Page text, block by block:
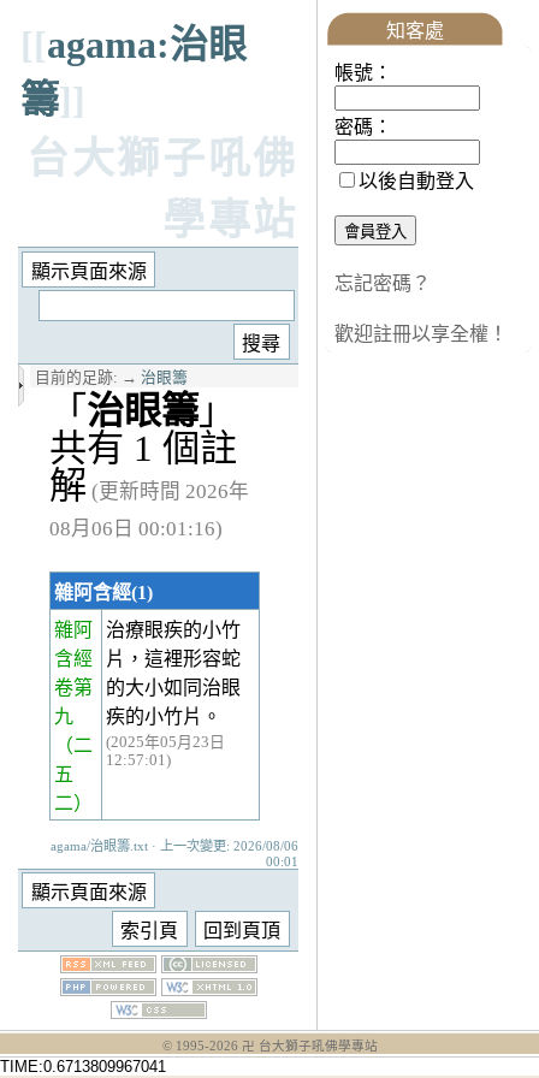
[[agama:治眼
籌]]
台大獅子吼佛
學專站
目前的足跡: → 治眼籌
「 治眼籌」
共有 1 個註
解 (更新時間 2026年
08月06日 00:01:16)
雜阿含經(1)
雜阿
含經
卷第
九
（二
五
二）
治療眼疾的小竹
片，這裡形容蛇
的大小如同治眼
疾的小竹片。
(2025年05月23日
12:57:01)
agama/治眼籌.txt · 上一次變更: 2026/08/06
00:01
知客處
帳號：
密碼：
以後自動登入
忘記密碼？
歡迎註冊以享全權！
© 1995-2026 卍 台大獅子吼佛學專站
TIME:0.6713809967041